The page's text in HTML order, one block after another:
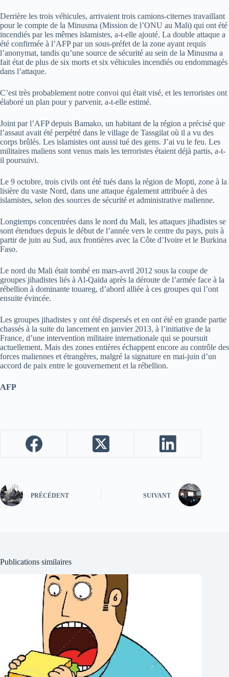
Derrière les trois véhicules, arrivaient trois camions-citernes travaillant
pour le compte de la Minusma (Mission de l’ONU au Mali) qui ont été
incendiés par les mêmes islamistes, a-t-elle ajouté. La double attaque a
été confirmée à l’AFP par un sous-préfet de la zone ayant requis
l’anonymat, tandis qu’une source de sécurité au sein de la Minusma a
fait état de plus de six morts et six véhicules incendiés ou endommagés
dans l’attaque.
C’est très probablement notre convoi qui était visé, et les terroristes ont
élaboré un plan pour y parvenir, a-t-elle estimé.
Joint par l’AFP depuis Bamako, un habitant de la région a précisé que
l’assaut avait été perpétré dans le village de Tassgilat où il a vu des
corps brûlés. Les islamistes ont aussi tué des gens. J’ai vu le feu. Les
militaires maliens sont venus mais les terroristes étaient déjà partis, a-t-
il poursuivi.
Le 9 octobre, trois civils ont été tués dans la région de Mopti, zone à la
lisière du vaste Nord, dans une attaque également attribuée à des
islamistes, selon des sources de sécurité et administrative malienne.
Longtemps concentrées dans le nord du Mali, les attaques jihadistes se
sont étendues depuis le début de l’année vers le centre du pays, puis à
partir de juin au Sud, aux frontières avec la Côte d’Ivoire et le Burkina
Faso.
Le nord du Mali était tombé en mars-avril 2012 sous la coupe de
groupes jihadistes liés à Al-Qaïda après la déroute de l’armée face à la
rébellion à dominante touareg, d’abord alliée à ces groupes qui l’ont
ensuite évincée.
Les groupes jihadistes y ont été dispersés et en ont été en grande partie
chassés à la suite du lancement en janvier 2013, à l’initiative de la
France, d’une intervention militaire internationale qui se poursuit
actuellement. Mais des zones entières échappent encore au contrôle des
forces maliennes et étrangères, malgré la signature en mai-juin d’un
accord de paix entre le gouvernement et la rébellion.
AFP
PRÉCÉDENT SUIVANT
Publications similaires